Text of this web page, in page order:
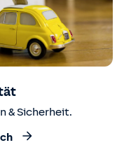
& Sicherheit.